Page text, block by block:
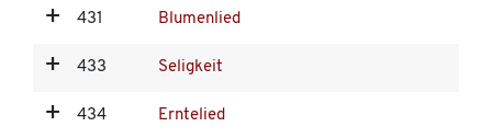
431 Blumenlied
433 Seligkeit
434 Erntelied